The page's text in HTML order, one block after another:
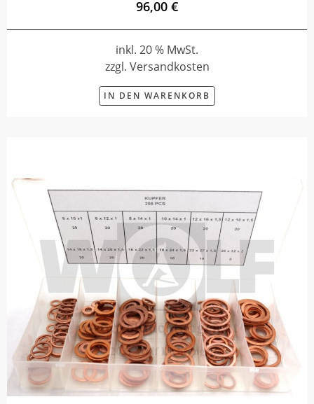
96,00 €
inkl. 20 % MwSt.
zzgl. Versandkosten
IN DEN WARENKORB